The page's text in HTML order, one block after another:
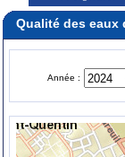
Qualité des eaux
Année :